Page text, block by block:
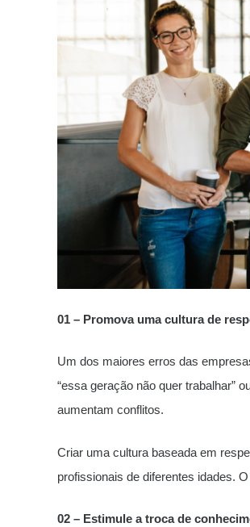
01 – Promova uma cultura de
Um dos maiores erros das
“essa geração não quer trabalhar”
aumentam conflitos.
Criar uma cultura baseada em
profissionais de diferentes idades.
02 – Estimule a troca de